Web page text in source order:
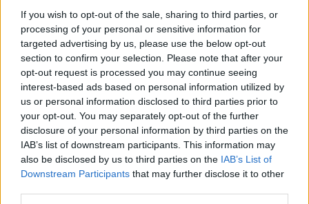
If you wish to opt-out of the sale, sharing to third parties, or
processing of your personal or sensitive information for
targeted advertising by us, please use the below opt-out
section to confirm your selection. Please note that after your
opt-out request is processed you may continue seeing
interest-based ads based on personal information utilized by
us or personal information disclosed to third parties prior to
your opt-out. You may separately opt-out of the further
disclosure of your personal information by third parties on the
IAB’s list of downstream participants. This information may
also be disclosed by us to third parties on the IAB’s List of
Downstream Participants that may further disclose it to other
την επίθεση. Έπειτα, έπρεπε να χρησιμοποιήσουν
κανόνες Yara για την ανίχνευση κακόβουλου
λογισμικού, προχωρώντας στο reverse engineering
ενός προγράμματος, αποκαλύπτοντας με αυτόν τον
τρόπο τα μυστικά του. Στη συνέχεια, έπρεπε να
‘’ξεκλειδώσουν’’ το APK obfuscator, να εξελίξουν ένα
μοντέλο Reverse Engineering και, τέλος, να ελέγξουν
πως πρόκειται για να ένα ασφαλές λειτουργικό
σύστημα.
Μόνο 18 συμμετέχοντες κατάφεραν να